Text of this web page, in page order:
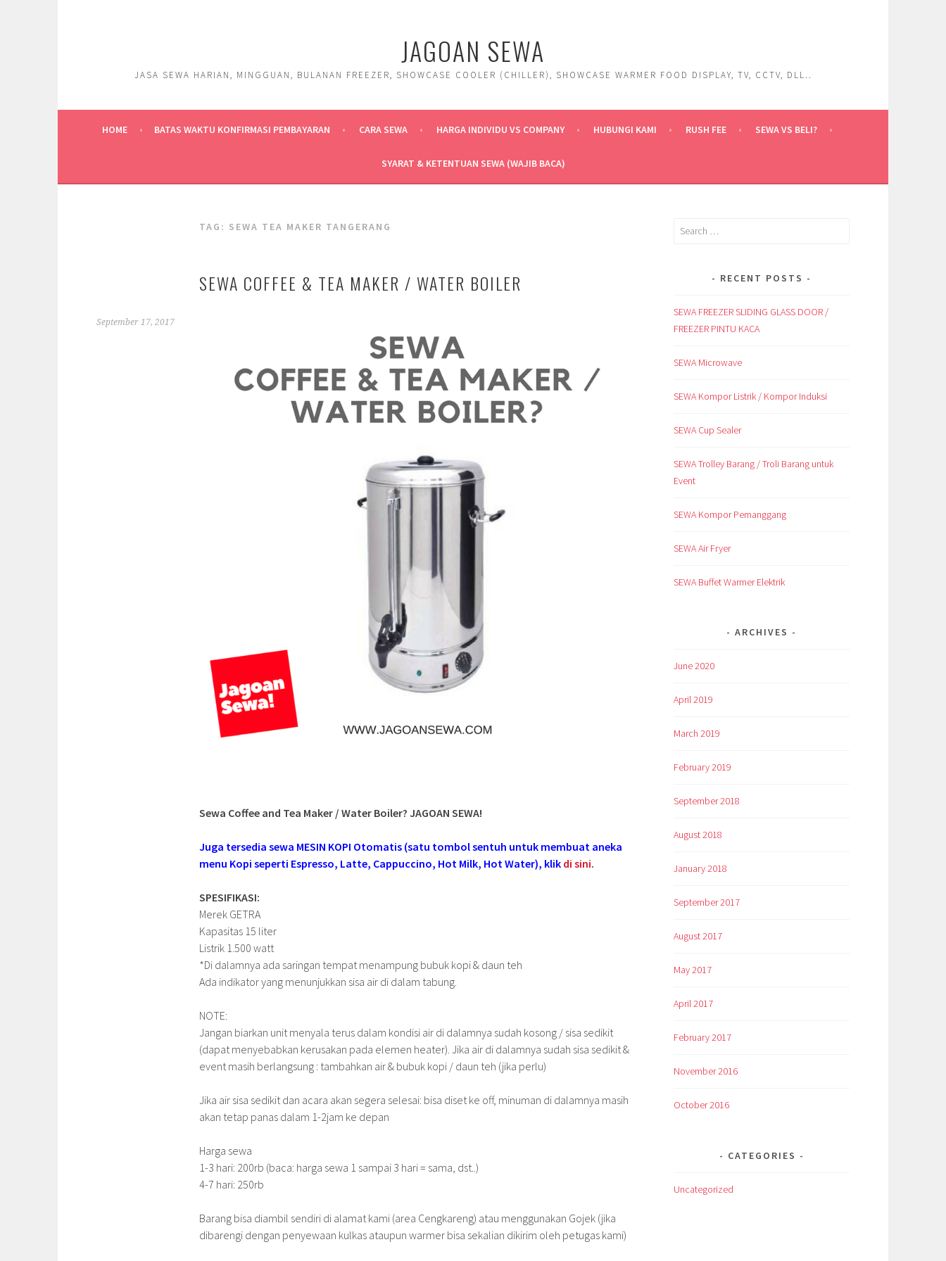
JAGOAN SEWA
JASA SEWA HARIAN, MINGGUAN, BULANAN FREEZER, SHOWCASE COOLER (CHILLER), SHOWCASE WARMER FOOD DISPLAY, TV, CCTV, DLL..
HOME BATAS WAKTU KONFIRMASI PEMBAYARAN CARA SEWA HARGA INDIVIDU VS COMPANY HUBUNGI KAMI RUSH FEE SEWA VS BELI?
SYARAT & KETENTUAN SEWA (WAJIB BACA)
TAG: SEWA TEA MAKER TANGERANG
SEWA COFFEE & TEA MAKER / WATER BOILER
September 17, 2017
Sewa Coffee and Tea Maker / Water Boiler? JAGOAN SEWA!
Juga tersedia sewa MESIN KOPI Otomatis (satu tombol sentuh untuk membuat aneka
menu Kopi seperti Espresso, Latte, Cappuccino, Hot Milk, Hot Water), klik di sini.
SPESIFIKASI:
Merek GETRA
Kapasitas 15 liter
Listrik 1.500 watt
*Di dalamnya ada saringan tempat menampung bubuk kopi & daun teh
Ada indikator yang menunjukkan sisa air di dalam tabung.
NOTE:
Jangan biarkan unit menyala terus dalam kondisi air di dalamnya sudah kosong / sisa sedikit
(dapat menyebabkan kerusakan pada elemen heater). Jika air di dalamnya sudah sisa sedikit &
event masih berlangsung : tambahkan air & bubuk kopi / daun teh (jika perlu)
Jika air sisa sedikit dan acara akan segera selesai: bisa diset ke off, minuman di dalamnya masih
akan tetap panas dalam 1-2jam ke depan
Harga sewa
1-3 hari: 200rb (baca: harga sewa 1 sampai 3 hari = sama, dst..)
4-7 hari: 250rb
Barang bisa diambil sendiri di alamat kami (area Cengkareng) atau menggunakan Gojek (jika
dibarengi dengan penyewaan kulkas ataupun warmer bisa sekalian dikirim oleh petugas kami)
Search
RECENT POSTS
SEWA FREEZER SLIDING GLASS DOOR /
FREEZER PINTU KACA
SEWA Microwave
SEWA Kompor Listrik / Kompor Induksi
SEWA Cup Sealer
SEWA Trolley Barang / Troli Barang untuk
Event
SEWA Kompor Pemanggang
SEWA Air Fryer
SEWA Buffet Warmer Elektrik
ARCHIVES
June 2020
April 2019
March 2019
February 2019
September 2018
August 2018
January 2018
September 2017
August 2017
May 2017
April 2017
February 2017
November 2016
October 2016
CATEGORIES
Uncategorized